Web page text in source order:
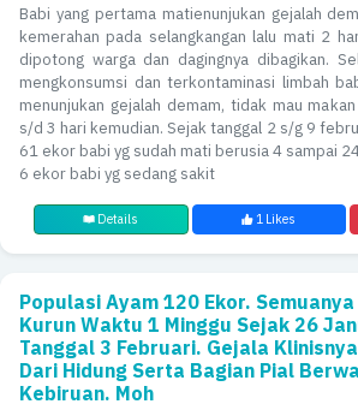
Babi yang pertama matienunjukan gejalah
kemerahan pada selangkangan lalu mati 2
dipotong warga dan dagingnya dibagikan.
mengkonsumsi dan terkontaminasi limbah
menunjukan gejalah demam, tidak mau
s/d 3 hari kemudian. Sejak tanggal 2 s/g 9
61 ekor babi yg sudah mati berusia 4 sampai
6 ekor babi yg sedang sakit
Details 1 Likes
Populasi Ayam 120 Ekor.
Kurun Waktu 1 Minggu Sejak 26
Tanggal 3 Februari. Gejala
Dari Hidung Serta Bagian Pial
Kebiruan. Moh